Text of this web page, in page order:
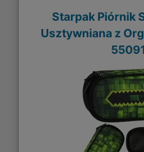
Starpak Piórnik
Usztywniana z